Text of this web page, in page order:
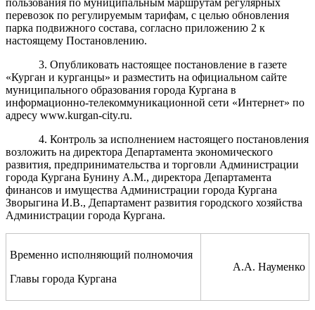
перевозок по регулируемым тарифам, с целью обновления
парка подвижного состава, согласно приложению 2 к
настоящему Постановлению.
3. Опубликовать настоящее постановление в газете
«Курган и курганцы» и разместить на официальном сайте
муниципального образования города Кургана в
информационно-телекоммуникационной сети «Интернет» по
адресу www.kurgan-city.ru.
4. Контроль за исполнением настоящего постановления
возложить на директора Департамента экономического
развития, предпринимательства и торговли Администрации
города Кургана Бунину А.М., директора Департамента
финансов и имущества Администрации города Кургана
Зворыгина И.В., Департамент развития городского хозяйства
Администрации города Кургана.
Временно исполняющий полномочия
Главы города Кургана
А.А. Науменко